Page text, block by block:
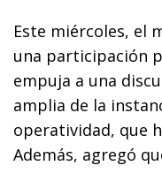
Este miércoles, el
una participación
empuja a una
amplia de la
operatividad, que
Además, agregó